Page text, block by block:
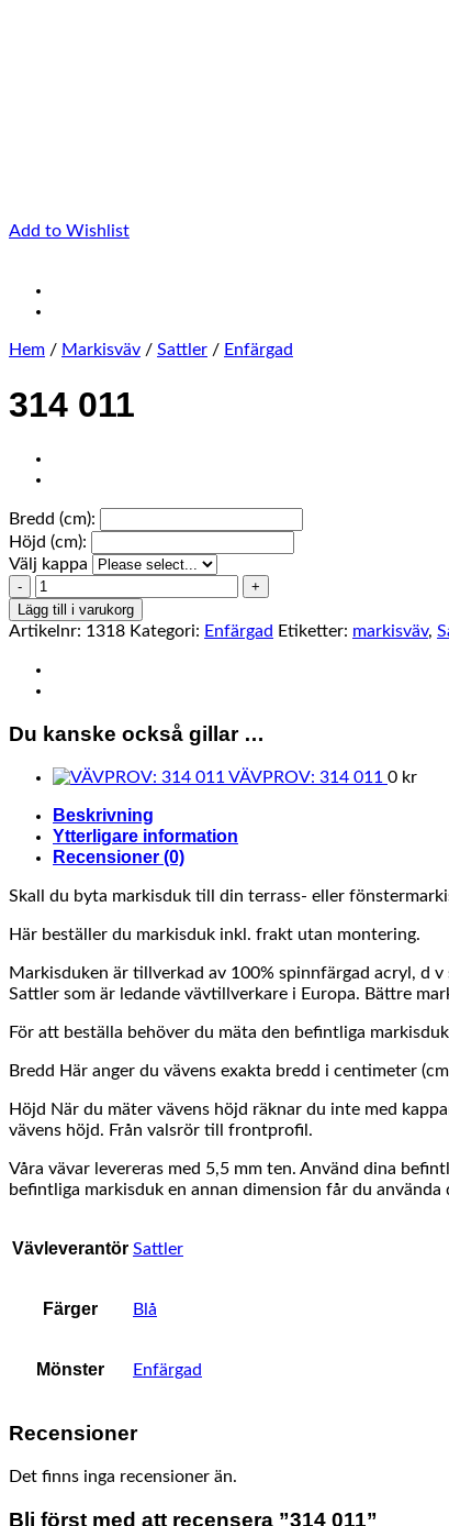
Add to Wishlist
Hem / Markisväv / Sattler / Enfärgad
314 011
Bredd (cm):
Höjd (cm):
Välj kappa
314
011
mängd
Lägg till i varukorg
Artikelnr: 1318 Kategori: Enfärgad Etiketter: markisväv,
Du kanske också gillar …
VÄVPROV: 314 011 0 kr
Beskrivning
Ytterligare information
Recensioner (0)
Skall du byta markisduk till din terrass- eller
Här beställer du markisduk inkl. frakt utan montering.
Markisduken är tillverkad av 100% spinnfärgad acryl, d
Sattler som är ledande vävtillverkare i Europa. Bättre
För att beställa behöver du mäta den befintliga
Bredd Här anger du vävens exakta bredd i centimeter
Höjd När du mäter vävens höjd räknar du inte med
vävens höjd. Från valsrör till frontprofil.
Våra vävar levereras med 5,5 mm ten. Använd dina
befintliga markisduk en annan dimension får du
Vävleverantör Sattler
Färger Blå
Mönster Enfärgad
Recensioner
Det finns inga recensioner än.
Bli först med att recensera ”314 011”